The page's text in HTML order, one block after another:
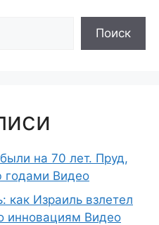
Поиск
на 70 лет. Пруд,
годами Видео
Израиль взлетел
инновациям Видео